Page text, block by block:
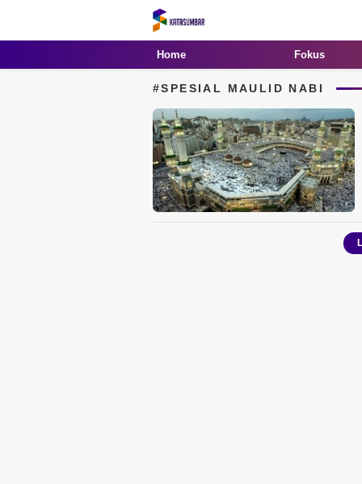
Kata Sumbar
Berita Sumbar Hari Ini
Home Fokus
#SPESIAL MAULID NABI